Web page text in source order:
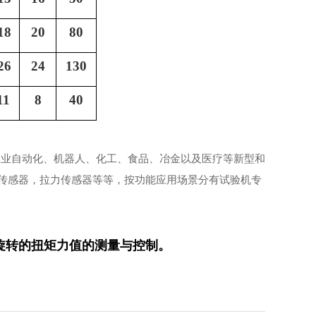
20 80
24 130
8 40
自动化、机器人、化工、食品、冶金以及医疗等新型和
器，拉力传感器等等，按功能应用场景分有试验机专
的扭矩力值的测量与控制。